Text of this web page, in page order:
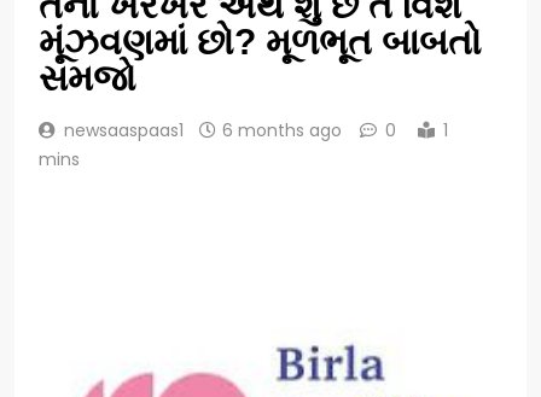
મૂંઝવણમાં છો? મૂળભૂત બાબતો
સમજો
newsaaspaas1 6 months ago 0
1
mins